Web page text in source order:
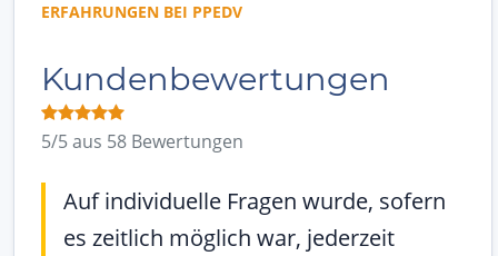
ERFAHRUNGEN BEI PPEDV
Kundenbewertungen
5/5 aus 58 Bewertungen
Auf individuelle Fragen wurde, sofern
es zeitlich möglich war, jederzeit